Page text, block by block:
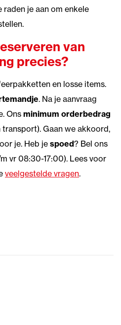
raden je aan om enkele
van
precies?
en losse items.
. Na je aanvraag
Ons minimum orderbedrag
Gaan we akkoord,
je. Heb je spoed? Bel ons
vr 08:30-17:00). Lees voor
veelgestelde vragen.